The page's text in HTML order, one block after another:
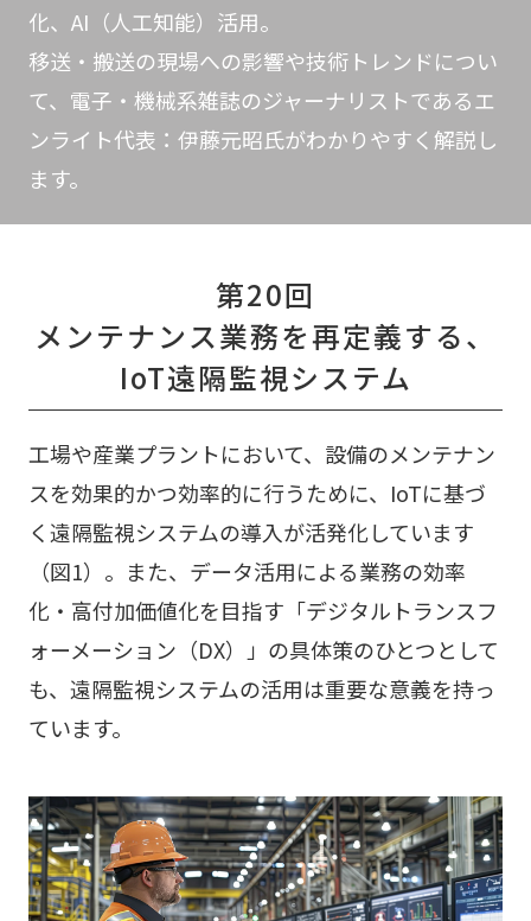
化、AI（人工知能）活用。
移送・搬送の現場への影響や技術トレンドについ
て、電子・機械系雑誌のジャーナリストであるエ
ンライト代表：伊藤元昭氏がわかりやすく解説し
ます。
第20回
メンテナンス業務を再定義する、
IoT遠隔監視システム
工場や産業プラントにおいて、設備のメンテナン
スを効果的かつ効率的に行うために、IoTに基づ
く遠隔監視システムの導入が活発化しています
（図1）。また、データ活用による業務の効率
化・高付加価値化を目指す「デジタルトランスフ
ォーメーション（DX）」の具体策のひとつとして
も、遠隔監視システムの活用は重要な意義を持っ
ています。